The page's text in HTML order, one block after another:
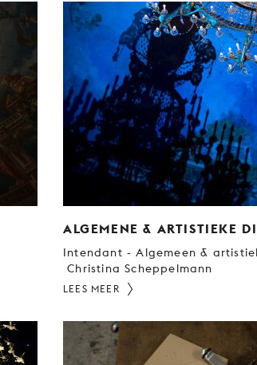
ALGEMENE & ARTISTIEKE
Intendant - Algemeen &
Christina Scheppelmann
LEES MEER